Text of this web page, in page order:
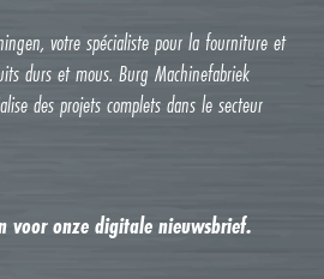
votre spécialiste pour la fourniture et
durs et mous. Burg Machinefabriek
des projets complets dans le secteur
voor onze digitale nieuwsbrief.